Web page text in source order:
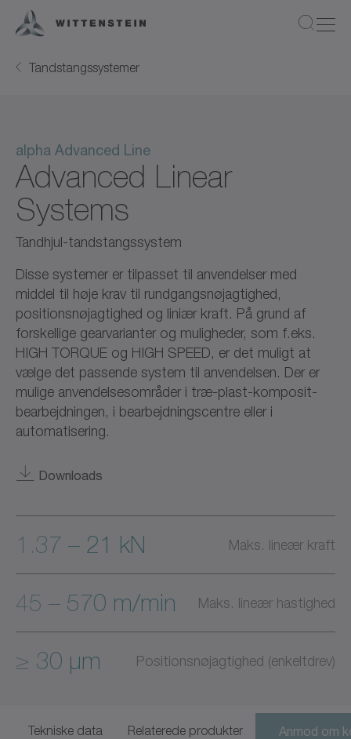
Tandstangssystemer
alpha Advanced Line
Advanced Linear
Systems
Tandhjul-tandstangssystem
Disse systemer er tilpasset til anvendelser med
middel til høje krav til rundgangsnøjagtighed,
positionsnøjagtighed og liniær kraft. På grund af
forskellige gearvarianter og muligheder, som f.eks.
HIGH TORQUE og HIGH SPEED, er det muligt at
vælge det passende system til anvendelsen. Der er
mulige anvendelsesområder i træ-plast-komposit-
bearbejdningen, i bearbejdningscentre eller i
automatisering.
Downloads
1.37 – 21 kN Maks. lineær kraft
45 – 570 m/min Maks. lineær hastighed
≥ 30 µm Positionsnøjagtighed (enkeltdrev)
Tekniske data Relaterede produkter Anmod om